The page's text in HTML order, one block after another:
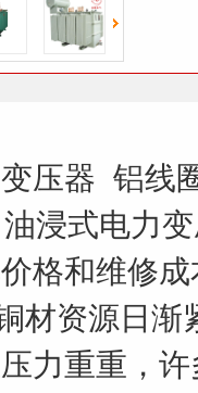
压器 铝线
油浸式电力
格和维修
材资源日
力重重，